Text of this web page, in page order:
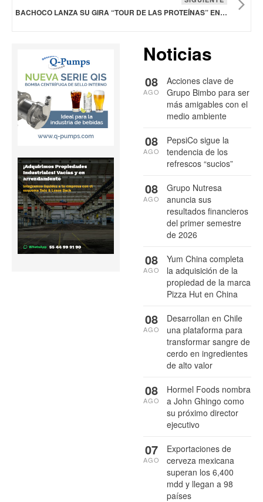
BACHOCO LANZA SU GIRA “TOUR DE LAS PROTEÍNAS” EN 12 CIUDADES DE MÉXICO
Noticias
Acciones clave de
Grupo Bimbo para ser
más amigables con el
medio ambiente
08
AGO
PepsiCo sigue la
tendencia de los
refrescos “sucios”
08
AGO
Grupo Nutresa
anuncia sus
resultados financieros
del primer semestre
de 2026
08
AGO
Yum China completa
la adquisición de la
propiedad de la marca
Pizza Hut en China
08
AGO
Desarrollan en Chile
una plataforma para
transformar sangre de
cerdo en ingredientes
de alto valor
08
AGO
Hormel Foods nombra
a John Ghingo como
su próximo director
ejecutivo
08
AGO
Exportaciones de
cerveza mexicana
superan los 6,400
mdd y llegan a 98
países
07
AGO